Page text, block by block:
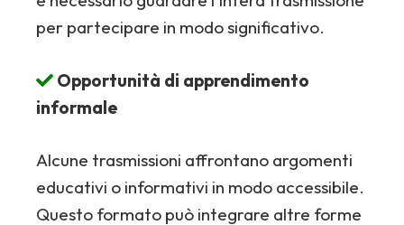
per partecipare in modo significativo.
Opportunità di apprendimento
informale
Alcune trasmissioni affrontano argomenti
educativi o informativi in modo accessibile.
Questo formato può integrare altre forme